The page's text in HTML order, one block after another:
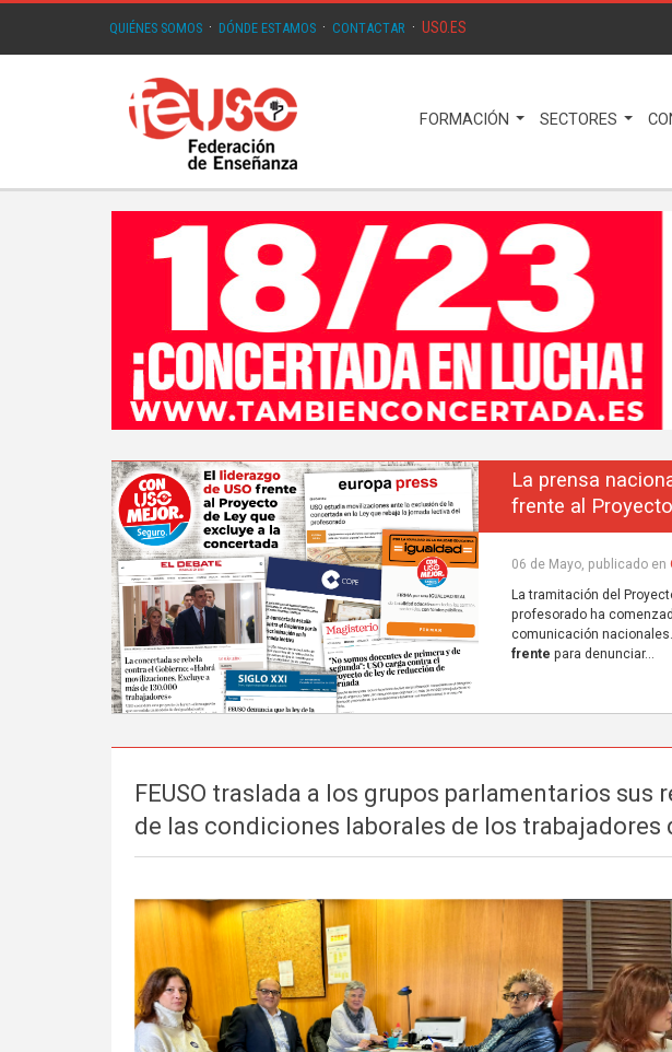
QUIÉNES SOMOS · DÓNDE ESTAMOS · CONTACTAR · USO.ES
FORMACIÓN SECTORES
La prensa
frente al
06 de Mayo, publicado en
La tramitación del
profesorado ha
comunicación nacionales.
frente para denunciar...
FEUSO traslada a los grupos parlamentarios
de las condiciones laborales de los trabajadores